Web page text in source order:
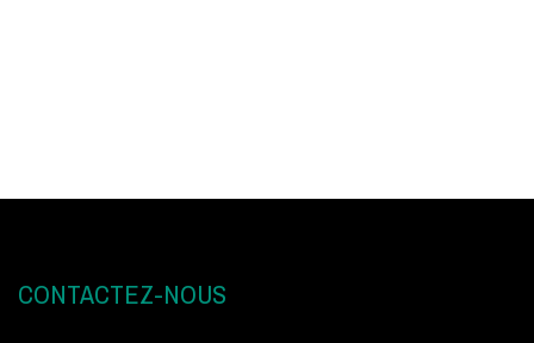
CONTACTEZ-NOUS